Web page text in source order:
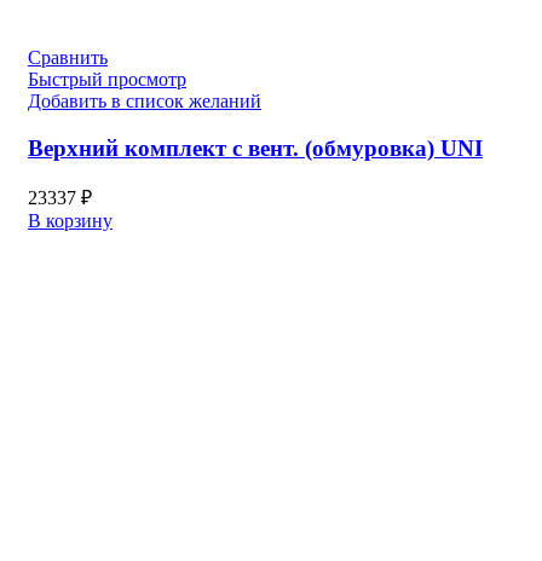
Сравнить
Быстрый просмотр
Добавить в список желаний
Верхний комплект с вент. (обмуровка) UNI
23337 ₽
В корзину